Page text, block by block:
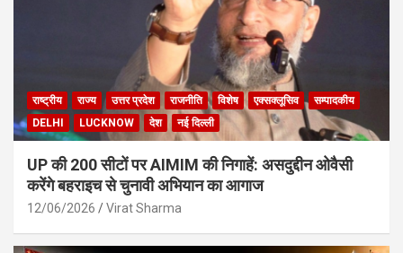
राष्ट्रीय राज्य उत्तर प्रदेश राजनीति विशेष एक्सक्लूसिव
सम्पादकीय
DELHI
LUCKNOW देश नई दिल्ली
UP की 200 सीटों पर AIMIM की निगाहें: असदुद्दीन ओवैसी
करेंगे बहराइच से चुनावी अभियान का आगाज
12/06/2026 Virat Sharma